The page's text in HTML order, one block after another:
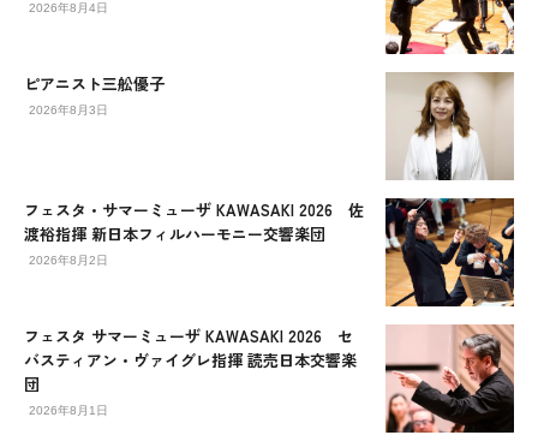
2026年8月4日
ピアニスト三舩優子
2026年8月3日
フェスタ・サマーミューザ KAWASAKI 2026 佐
渡裕指揮 新日本フィルハーモニー交響楽団
2026年8月2日
フェスタ サマーミューザ KAWASAKI 2026 セ
バスティアン・ヴァイグレ指揮 読売日本交響楽
団
2026年8月1日